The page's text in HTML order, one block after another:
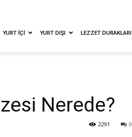
YURT İÇI YURT DIŞI LEZZET DURAKLARI
Nerede?
0
2291